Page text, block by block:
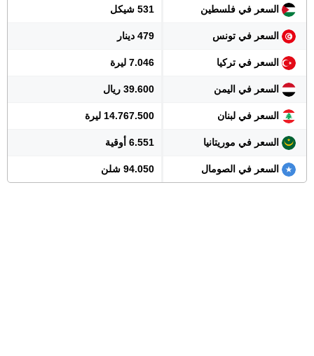
السعر في فلسطين 531 شيكل
السعر في تونس 479 دينار
السعر في تركيا 7.046 ليرة
السعر في اليمن 39.600 ريال
السعر في لبنان 14.767.500 ليرة
السعر في موريتانيا 6.551 أوقية
السعر في الصومال 94.050 شلن